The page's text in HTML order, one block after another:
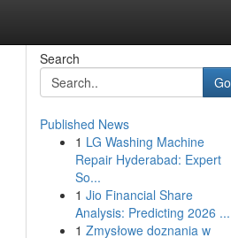
Search
Go
Published News
1 LG Washing Machine
Repair Hyderabad: Expert
So...
1 Jio Financial Share
Analysis: Predicting 2026 ...
1 Zmysłowe doznania w